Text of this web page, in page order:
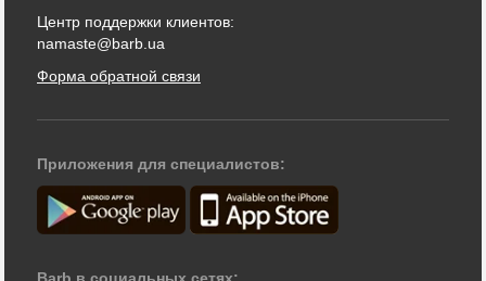
Центр поддержки клиентов:
namaste@barb.ua
Форма обратной связи
Приложения для специалистов:
Barb в социальных сетях: